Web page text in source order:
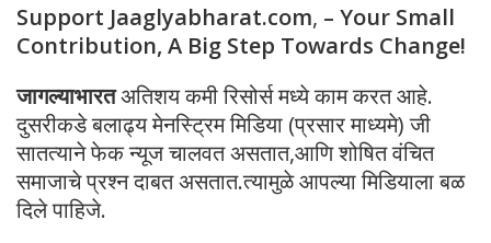
Support Jaaglyabharat.com, – Your Small
Contribution, A Big Step Towards Change!
जागल्याभारतअतिशय कमी रिसोर्स मध्ये काम करत आहे.
दुसरीकडे बलाढ्य मेनस्ट्रिम मिडिया (प्रसार माध्यमे) जी
सातत्याने फेक न्यूज चालवत असतात,आणि शोषित वंचित
समाजाचे प्रश्न दाबत असतात.त्यामुळे आपल्या मिडियाला बळ
दिले पाहिजे.